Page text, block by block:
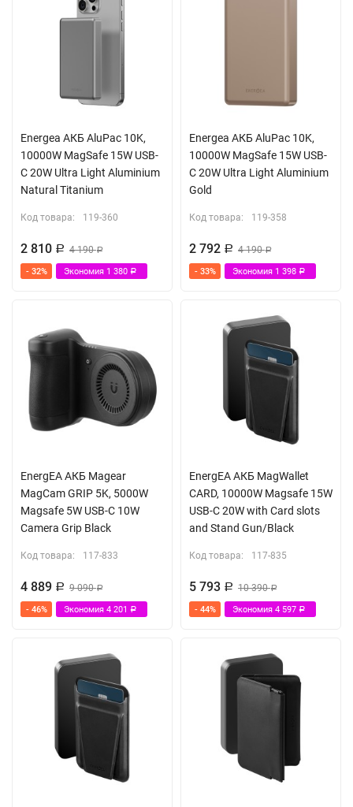
Energea АКБ AluPac 10K,
10000W MagSafe 15W USB-
C 20W Ultra Light Aluminium
Natural Titanium
Код товара: 119-360
2 810 Р 4 190Р
- 32% Экономия 1 380 Р
Energea АКБ AluPac 10K,
10000W MagSafe 15W USB-
C 20W Ultra Light Aluminium
Gold
Код товара: 119-358
2 792 Р 4 190Р
- 33% Экономия 1 398 Р
EnergEA АКБ Magear
MagCam GRIP 5K, 5000W
Magsafe 5W USB-C 10W
Camera Grip Black
Код товара: 117-833
4 889 Р 9 090Р
- 46% Экономия 4 201 Р
EnergEA АКБ MagWallet
CARD, 10000W Magsafe 15W
USB-C 20W with Card slots
and Stand Gun/Black
Код товара: 117-835
5 793 Р 10 390Р
- 44% Экономия 4 597 Р